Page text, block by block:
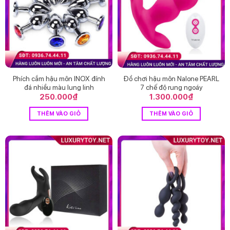
Phích cắm hậu môn INOX đính
đá nhiều màu lung linh
250.000₫
THÊM VÀO GIỎ
Đồ chơi hậu môn Nalone PEARL
7 chế độ rung ngoáy
1.300.000₫
THÊM VÀO GIỎ